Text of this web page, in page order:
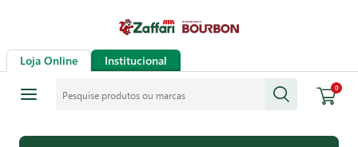
Loja Online Institucional
0